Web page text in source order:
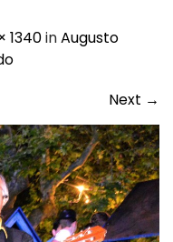
1340inAugusto
Next →